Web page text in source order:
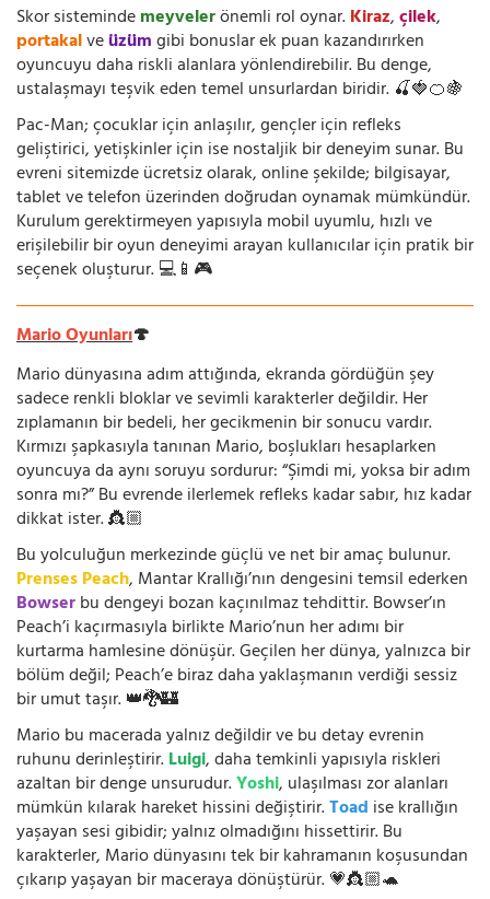
Skor sistemindemeyvelerönemli rol oynar.Kiraz,çilek,
portakalveüzümgibi bonuslar ek puan kazandırırken
oyuncuyu daha riskli alanlara yönlendirebilir. Bu denge,
ustalaşmayı teşvik eden temel unsurlardan biridir. 🍒🍓🍊🍇
Pac-Man; çocuklar için anlaşılır, gençler için refleks
geliştirici, yetişkinler için ise nostaljik bir deneyim sunar. Bu
evreni sitemizde ücretsiz olarak, online şekilde; bilgisayar,
tablet ve telefon üzerinden doğrudan oynamak mümkündür.
Kurulum gerektirmeyen yapısıyla mobil uyumlu, hızlı ve
erişilebilir bir oyun deneyimi arayan kullanıcılar için pratik bir
seçenek oluşturur. 💻📱🎮
Mario Oyunları🍄
Mario dünyasına adım attığında, ekranda gördüğün şey
sadece renkli bloklar ve sevimli karakterler değildir. Her
zıplamanın bir bedeli, her gecikmenin bir sonucu vardır.
Kırmızı şapkasıyla tanınan Mario, boşlukları hesaplarken
oyuncuya da aynı soruyu sordurur: “Şimdi mi, yoksa bir adım
sonra mı?” Bu evrende ilerlemek refleks kadar sabır, hız kadar
dikkat ister. 👸🏼
Bu yolculuğun merkezinde güçlü ve net bir amaç bulunur.
Prenses Peach, Mantar Krallığı’nın dengesini temsil ederken
Bowserbu dengeyi bozan kaçınılmaz tehdittir. Bowser’ın
Peach’i kaçırmasıyla birlikte Mario’nun her adımı bir
kurtarma hamlesine dönüşür. Geçilen her dünya, yalnızca bir
bölüm değil; Peach’e biraz daha yaklaşmanın verdiği sessiz
bir umut taşır. 👑🐉🏰
Mario bu macerada yalnız değildir ve bu detay evrenin
ruhunu derinleştirir.Luigi, daha temkinli yapısıyla riskleri
azaltan bir denge unsurudur.Yoshi, ulaşılması zor alanları
mümkün kılarak hareket hissini değiştirir.Toad ise krallığın
yaşayan sesi gibidir; yalnız olmadığını hissettirir. Bu
karakterler, Mario dünyasını tek bir kahramanın koşusundan
çıkarıp yaşayan bir maceraya dönüştürür. 💗👸🏼🐢